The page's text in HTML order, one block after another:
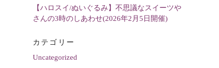
【ハロスイ/ぬいぐるみ】不思議なスイーツや
さんの3時のしあわせ(2026年2月5日開催)
カテゴリー
Uncategorized